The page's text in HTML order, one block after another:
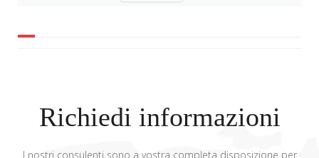
Richiedi informazioni
I nostri consulenti sono a vostra completa disposizione per